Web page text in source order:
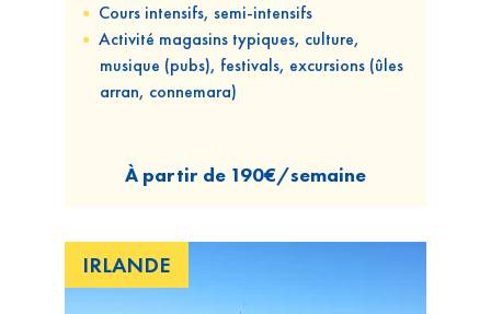
Cours intensifs, semi-intensifs
Activité magasins typiques, culture,
musique (pubs), festivals, excursions (ûles
arran, connemara)
À partir de 190€/semaine
IRLANDE